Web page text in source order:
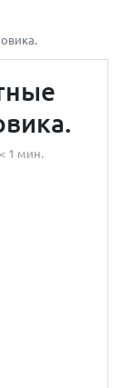
1 мин.